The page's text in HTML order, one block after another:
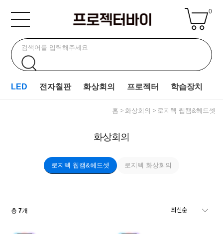
0
LED 전자칠판 화상회의 프로젝터 학습장치
홈 화상회의 로지텍 웹캠&헤드셋
화상회의
로지텍 웹캠&헤드셋 로지텍 화상회의
총7개